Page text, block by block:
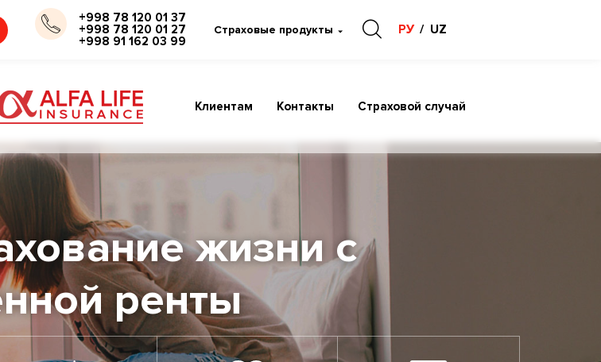
+998 78 120 01 37
+998 78 120 01 27
+998 91 162 03 99
Страховые продукты РУ UZ
Клиентам Контакты Страховой случай
жизни с
ренты